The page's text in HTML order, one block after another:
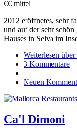
€€ mittel
2012 eröffnetes, sehr
und auf der sehr schön
Hauses in Selva im
Weiterlesen über
3 Kommentare
Neuen
Ca'l Dimoni